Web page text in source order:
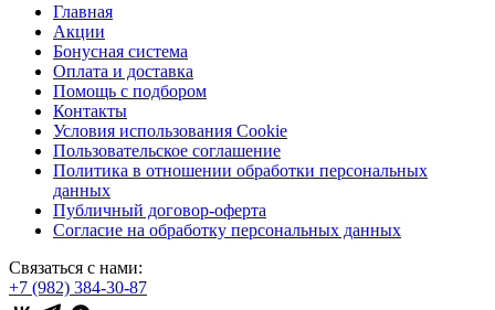
Главная
Акции
Бонусная система
Оплата и доставка
Помощь с подбором
Контакты
Условия использования Cookie
Пользовательское соглашение
Политика в отношении обработки персональных
данных
Публичный договор-оферта
Согласие на обработку персональных данных
Связаться с нами:
+7 (982) 384-30-87